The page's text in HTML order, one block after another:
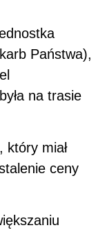
Państwa),
na trasie
który miał
ceny